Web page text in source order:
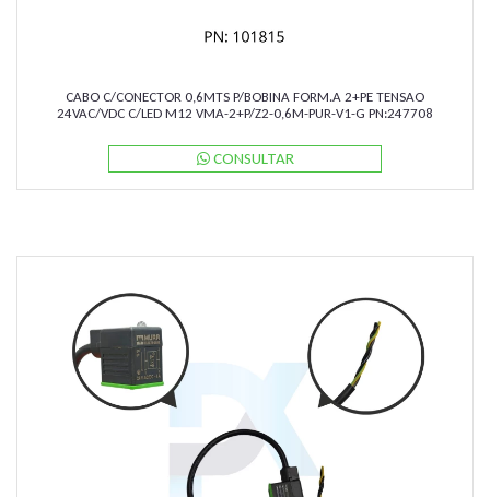
CABO C/CONECTOR 0,6MTS P/BOBINA FORM.A 2+PE TENSAO
24VAC/VDC C/LED M12 VMA-2+P/Z2-0,6M-PUR-V1-G PN:247708
CONSULTAR